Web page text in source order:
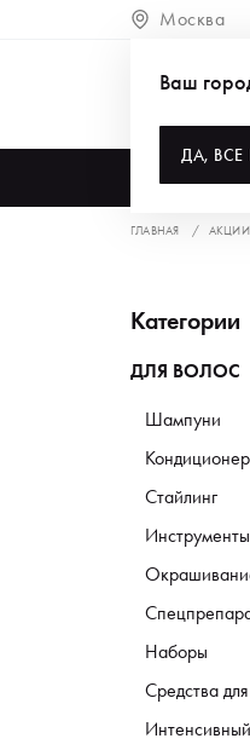
Москва
Ваш
ДА, ВСЕ
ГЛАВНАЯ АКЦИИ
Категории
ДЛЯ ВОЛОС
Шампуни
Стайлинг
Инструменты
Наборы
Средства